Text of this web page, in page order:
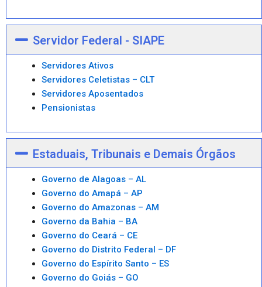
Servidor Federal - SIAPE
Servidores Ativos
Servidores Celetistas – CLT
Servidores Aposentados
Pensionistas
Estaduais, Tribunais e Demais Órgãos
Governo de Alagoas – AL
Governo do Amapá – AP
Governo do Amazonas – AM
Governo da Bahia – BA
Governo do Ceará – CE
Governo do Distrito Federal – DF
Governo do Espírito Santo – ES
Governo do Goiás – GO